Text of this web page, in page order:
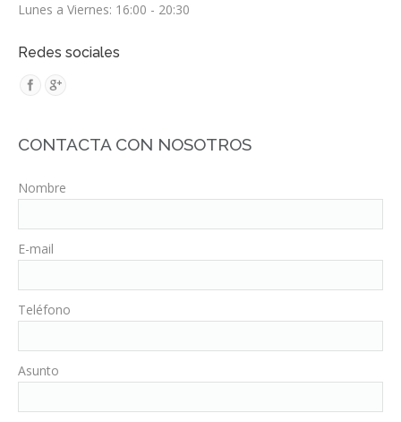
Lunes a Viernes: 16:00 - 20:30
Redes sociales
CONTACTA CON NOSOTROS
Nombre
E-mail
Teléfono
Asunto